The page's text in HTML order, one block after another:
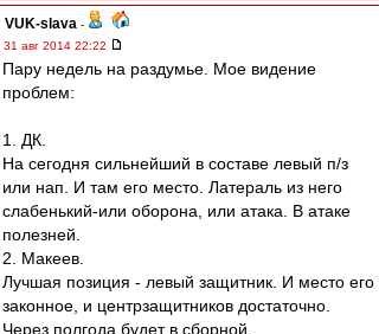
VUK-slava -
31 авг 2014 22:22
Пару недель на раздумье. Мое видение
проблем:
1. ДК.
На сегодня сильнейший в составе левый п/з
или нап. И там его место. Латераль из него
слабенький-или оборона, или атака. В атаке
полезней.
2. Макеев.
Лучшая позиция - левый защитник. И место его
законное, и центрзащитников достаточно.
Через полгода будет в сборной.